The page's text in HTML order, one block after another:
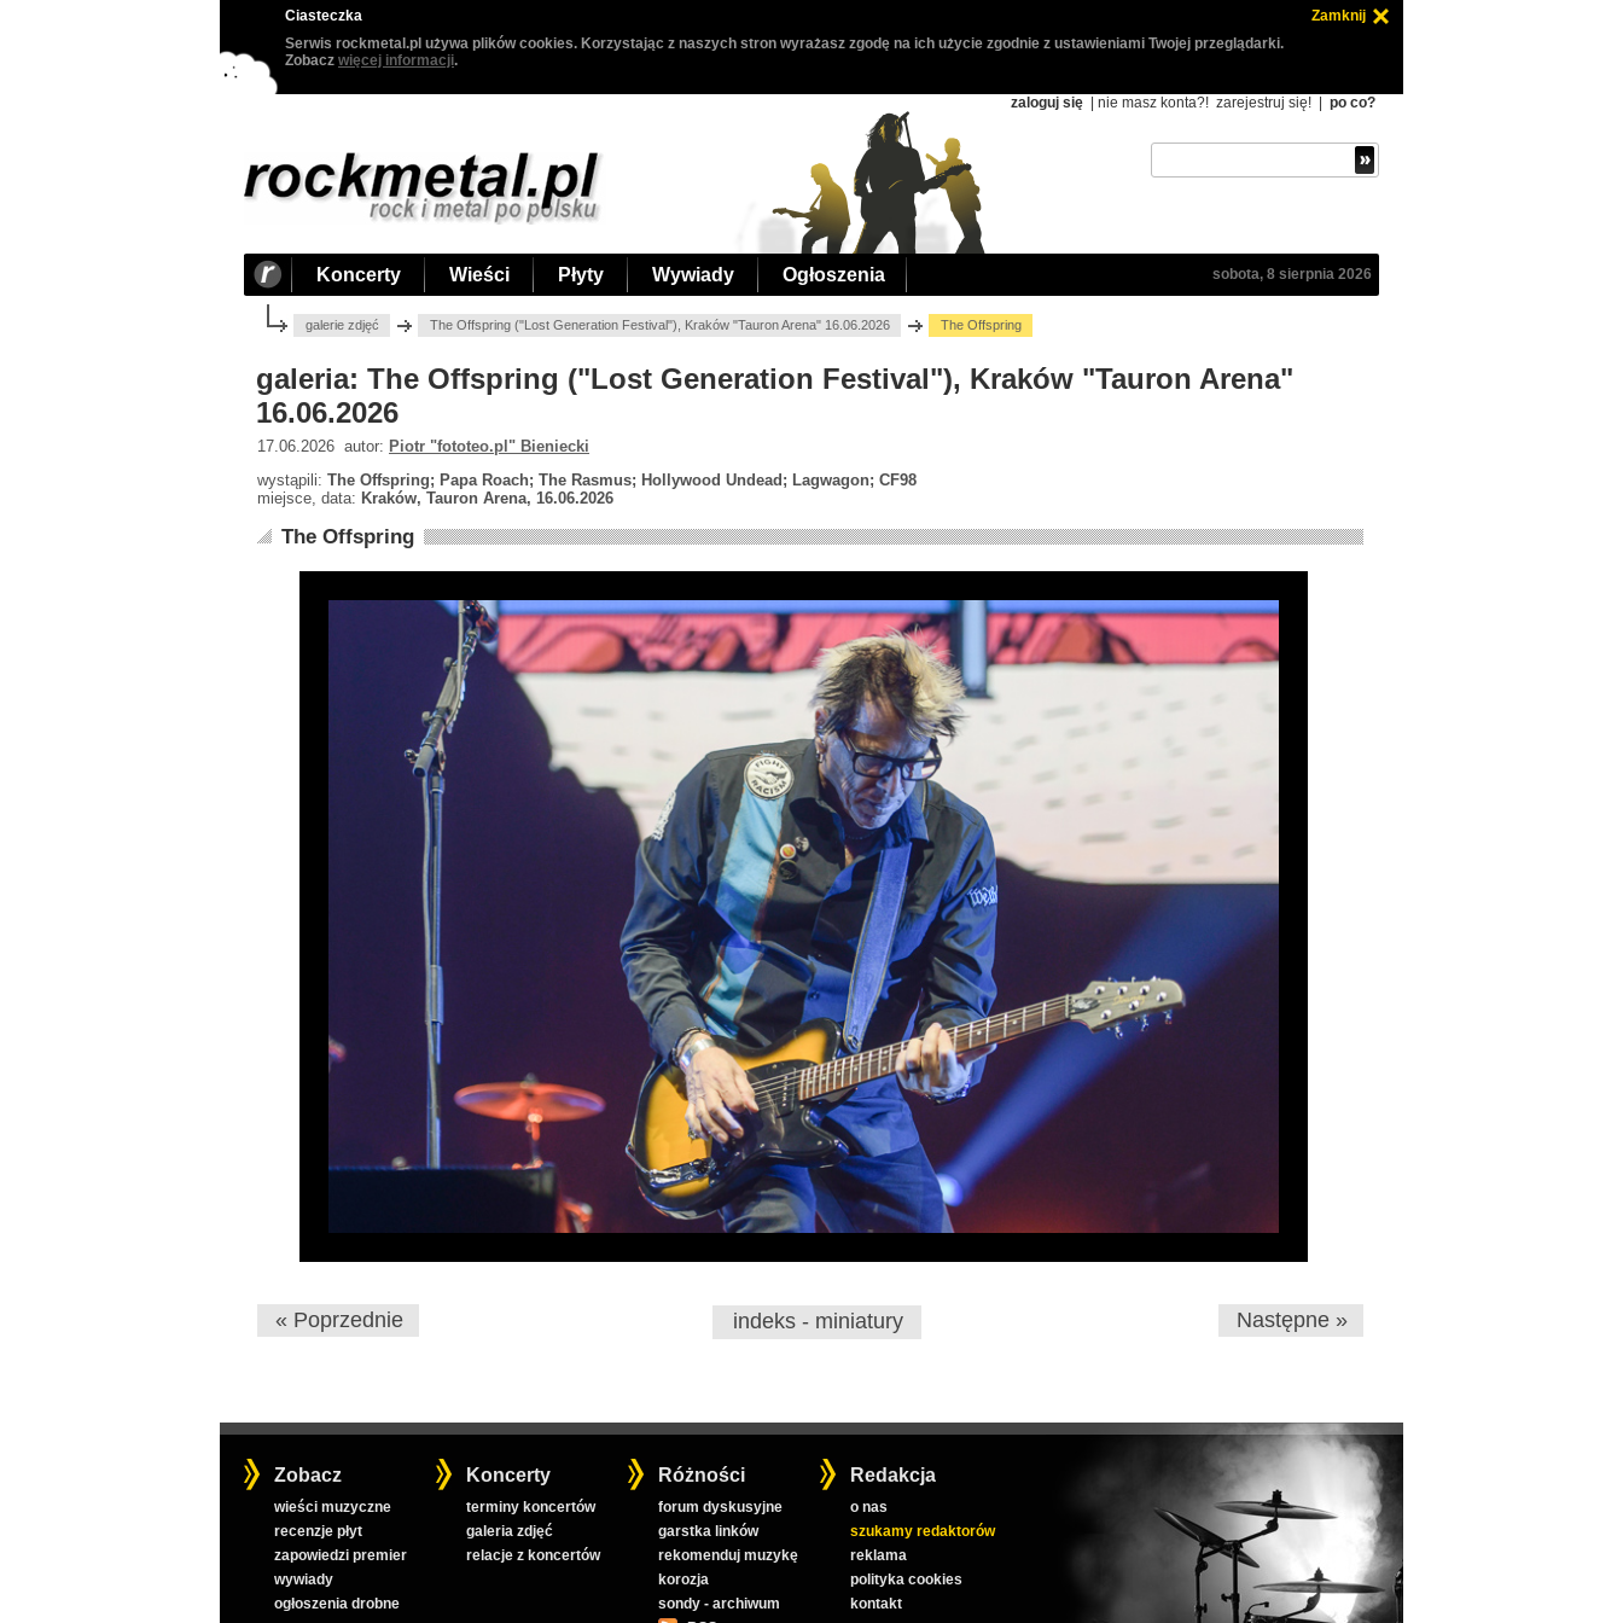
Ciasteczka
Zamknij
Serwis rockmetal.pl używa plików cookies. Korzystając z naszych stron wyrażasz zgodę na ich użycie zgodnie z ustawieniami Twojej przeglądarki.
Zobacz więcej informacji.
zaloguj się | nie masz konta?! zarejestruj się! po co?
Koncerty Wieści Płyty Wywiady Ogłoszenia sobota, 8 sierpnia 2026
galerie zdjęć The Offspring ("Lost Generation Festival"), Kraków "Tauron Arena" 16.06.2026 The Offspring
galeria: The Offspring ("Lost Generation Festival"), Kraków "Tauron Arena"
16.06.2026
17.06.2026 autor: Piotr "fototeo.pl" Bieniecki
wystąpili: The Offspring; Papa Roach; The Rasmus; Hollywood Undead; Lagwagon; CF98
miejsce, data: Kraków, Tauron Arena, 16.06.2026
The Offspring
« Poprzednie indeks - miniatury Następne »
Zobacz
wieści muzyczne
recenzje płyt
zapowiedzi premier
wywiady
ogłoszenia drobne
Koncerty
terminy koncertów
galeria zdjęć
relacje z koncertów
Różności
forum dyskusyjne
garstka linków
rekomenduj muzykę
korozja
sondy - archiwum
Redakcja
o nas
szukamy redaktorów
reklama
polityka cookies
kontakt